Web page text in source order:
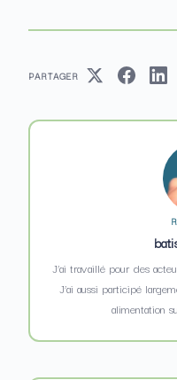
PARTAGER
J’ai travaillé pour des
J’ai aussi participé
alimentation